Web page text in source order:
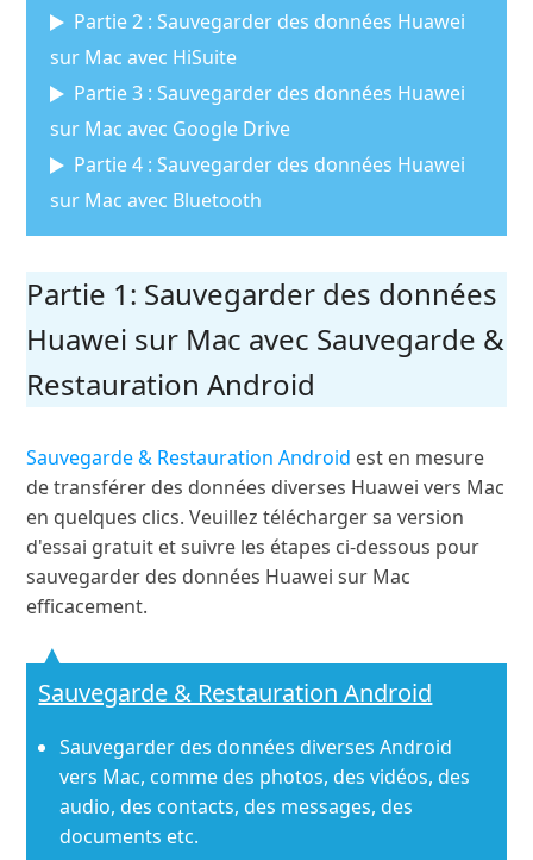
Partie 2 : Sauvegarder des données Huawei
sur Mac avec HiSuite
Partie 3 : Sauvegarder des données Huawei
sur Mac avec Google Drive
Partie 4 : Sauvegarder des données Huawei
sur Mac avec Bluetooth
Partie 1: Sauvegarder des données
Huawei sur Mac avec Sauvegarde &
Restauration Android
Sauvegarde & Restauration Android est en mesure
de transférer des données diverses Huawei vers Mac
en quelques clics. Veuillez télécharger sa version
d'essai gratuit et suivre les étapes ci-dessous pour
sauvegarder des données Huawei sur Mac
efficacement.
Sauvegarde & Restauration Android
Sauvegarder des données diverses Android
vers Mac, comme des photos, des vidéos, des
audio, des contacts, des messages, des
documents etc.